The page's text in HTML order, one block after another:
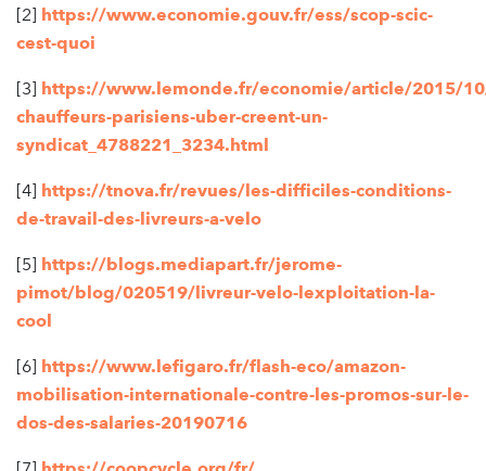
[2] https://www.economie.gouv.fr/ess/scop-scic-
cest-quoi
[3] https://www.lemonde.fr/economie/article/2015/
chauffeurs-parisiens-uber-creent-un-
syndicat_4788221_3234.html
[4] https://tnova.fr/revues/les-difficiles-conditions-
de-travail-des-livreurs-a-velo
[5] https://blogs.mediapart.fr/jerome-
pimot/blog/020519/livreur-velo-lexploitation-la-
cool
[6] https://www.lefigaro.fr/flash-eco/amazon-
mobilisation-internationale-contre-les-promos-sur-le-
dos-des-salaries-20190716